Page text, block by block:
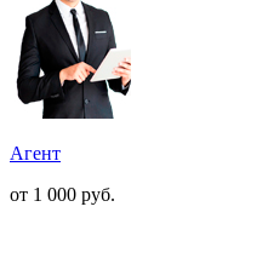
Агент
от 1 000 руб.